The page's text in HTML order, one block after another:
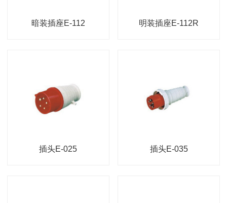
暗装插座E-112 明装插座E-112R
插头E-025 插头E-035